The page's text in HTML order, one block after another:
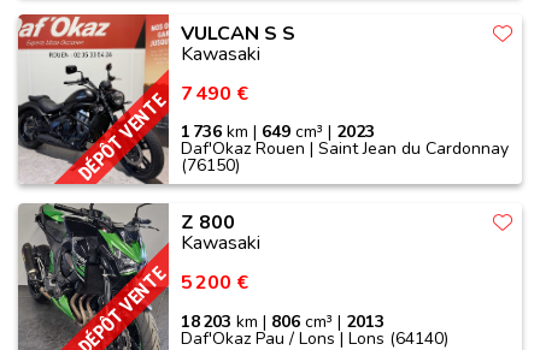
DÉPÔT VENTE
VULCAN S S
Kawasaki
7 490 €
1 736 km | 649 cm³ | 2023
Daf'Okaz Rouen | Saint Jean du Cardonnay
(76150)
DÉPÔT VENTE
Z 800
Kawasaki
5 200 €
18 203 km | 806 cm³ | 2013
Daf'Okaz Pau / Lons | Lons (64140)